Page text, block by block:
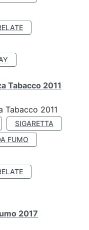
Tabacco 2011
Tabacco 2011
SIGARETTA
FUMO
2017